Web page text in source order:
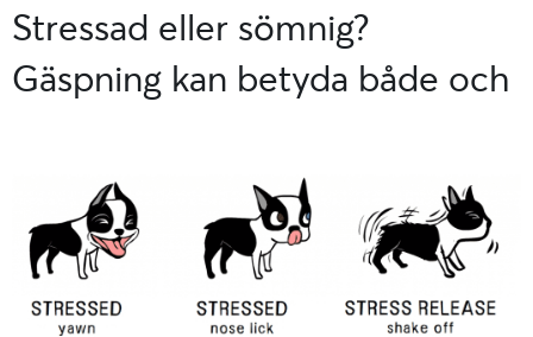
Stressad eller sömnig?
Gäspning kan betyda både och